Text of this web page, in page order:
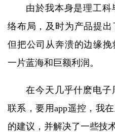
由於我本身是理工科
络布局，及时为产品提
但把公司从奔溃的边缘
一片蓝海和巨额利润。
在今天几乎什麽电
联系，要用app遥控，我
的建议，并解决了一些技